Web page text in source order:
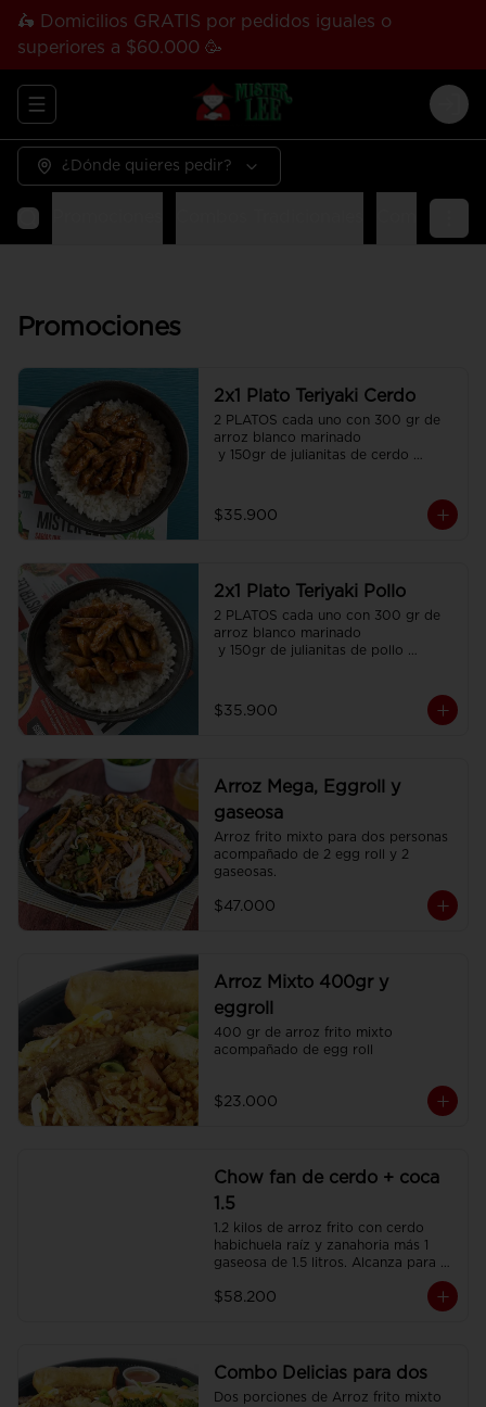
🛵 Domicilios GRATIS por pedidos iguales o
superiores a $60.000 🥳
Abrir menu de navegación
¿Dónde quieres pedir?
Promociones
2x1 Plato Teriyaki Cerdo
2 PLATOS cada uno con 300 gr de
arroz blanco marinado
y 150gr de julianitas de cerdo
$35.900
2x1 Plato Teriyaki Pollo
2 PLATOS cada uno con 300 gr de
arroz blanco marinado
y 150gr de julianitas de pollo
$35.900
Arroz Mega, Eggroll y
gaseosa
Arroz frito mixto para dos personas
acompañado de 2 egg roll y 2
gaseosas.
$47.000
Arroz Mixto 400gr y
eggroll
400 gr de arroz frito mixto
acompañado de egg roll
$23.000
Chow fan de cerdo + coca
1.5
1.2 kilos de arroz frito con cerdo
habichuela raíz y zanahoria más 1
gaseosa de 1.5 litros. Alcanza para 3
$58.200
Combo Delicias para dos
Dos porciones de Arroz frito mixto